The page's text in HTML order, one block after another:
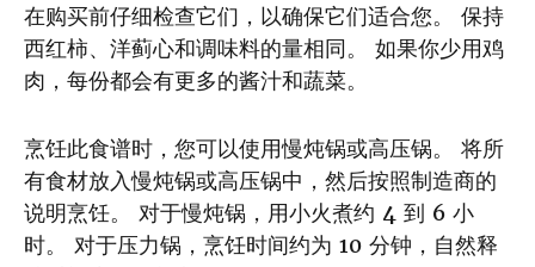
在购买前仔细检查它们，以确保它们适合您。 保持
西红柿、洋蓟心和调味料的量相同。 如果你少用鸡
肉，每份都会有更多的酱汁和蔬菜。
烹饪此食谱时，您可以使用慢炖锅或高压锅。 将所
有食材放入慢炖锅或高压锅中，然后按照制造商的
说明烹饪。 对于慢炖锅，用小火煮约 4 到 6 小
时。 对于压力锅，烹饪时间约为 10 分钟，自然释